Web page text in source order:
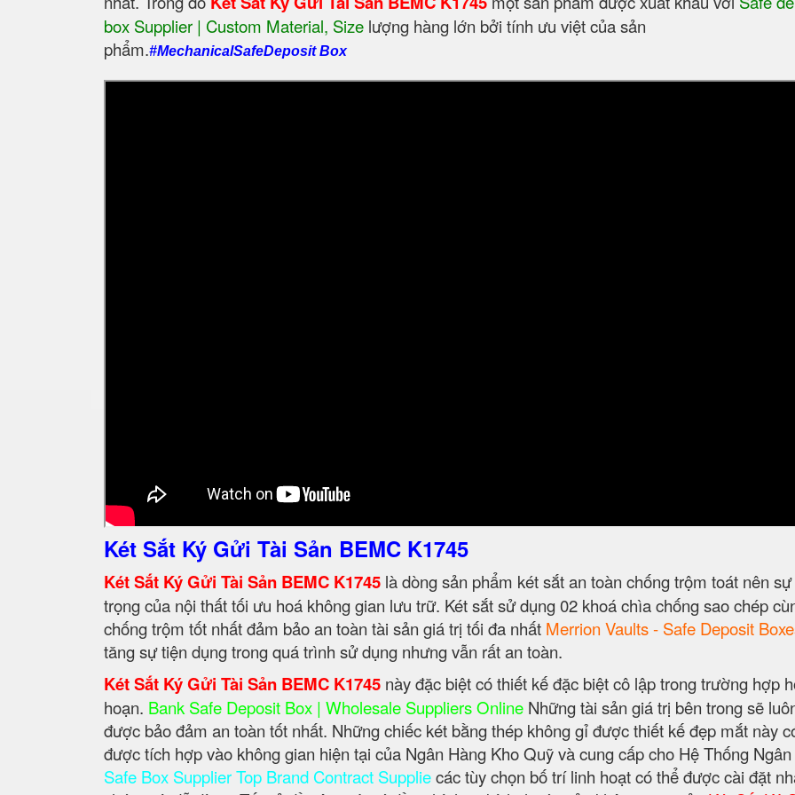
box Supplier | Custom Material, Size ‎ lượng hàng lớn bởi tính ưu việt của sản
phẩm.#MechanicalSafeDeposit Box
Két Sắt Ký Gửi Tài Sản BEMC K1745
Két Sắt Ký Gửi Tài Sản BEMC K1745 là dòng sản phẩm két sắt an toàn chống trộm toát nên
trọng của nội thất tối ưu hoá không gian lưu trữ. Két sắt sử dụng 02 khoá chìa chống sao chép
chống trộm tốt nhất đảm bảo an toàn tài sản giá trị tối đa nhất Merrion Vaults - Safe Deposit
tăng sự tiện dụng trong quá trình sử dụng nhưng vẫn rất an toàn.
Két Sắt Ký Gửi Tài Sản BEMC K1745 này đặc biệt có thiết kế đặc biệt cô lập trong trường hợp
hoạn. Bank Safe Deposit Box | Wholesale Suppliers Online Những tài sản giá trị bên trong sẽ
được bảo đảm an toàn tốt nhất. Những chiếc két bằng thép không gỉ được thiết kế đẹp mắt này
được tích hợp vào không gian hiện tại của Ngân Hàng Kho Quỹ và cung cấp cho Hệ Thống
Safe Box Supplier Top Brand Contract Suppliecác tùy chọn bố trí linh hoạt có thể được cài đặt